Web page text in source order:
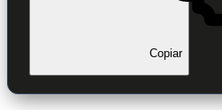
Copiar